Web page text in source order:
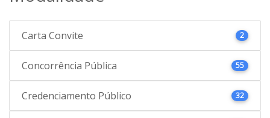
Carta Convite 2
Concorrência Pública 55
Credenciamento Público 32